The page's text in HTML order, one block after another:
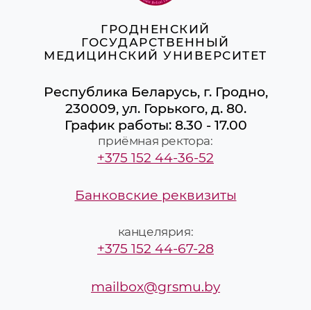
ГРОДНЕНСКИЙ
ГОСУДАРСТВЕННЫЙ
МЕДИЦИНСКИЙ УНИВЕРСИТЕТ
Республика Беларусь, г. Гродно,
230009, ул. Горького, д. 80.
График работы: 8.30 - 17.00
приёмная ректора:
+375 152 44-36-52
Банковские реквизиты
канцелярия:
+375 152 44-67-28
mailbox@grsmu.by